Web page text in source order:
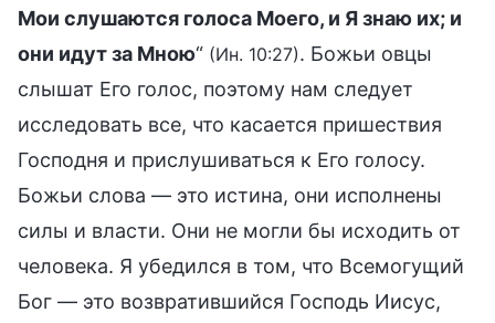
Мои слушаются голоса Моего, и Я знаю их; и
они идут за Мною“ (Ин. 10:27). Божьи овцы
слышат Его голос, поэтому нам следует
исследовать все, что касается пришествия
Господня и прислушиваться к Его голосу.
Божьи слова — это истина, они исполнены
силы и власти. Они не могли бы исходить от
человека. Я убедился в том, что Всемогущий
Бог — это возвратившийся Господь Иисус,